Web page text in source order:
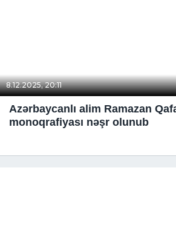
8.12.2025, 20:11
Azərbaycanlı alim Ramazan
monoqrafiyası nəşr olunub